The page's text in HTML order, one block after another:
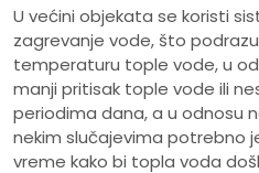
U većini objekata se koristi
zagrevanje vode, što
temperaturu tople vode, u
manji pritisak tople vode ili
periodima dana, a u odnosu
nekim slučajevima potrebno
vreme kako bi topla voda